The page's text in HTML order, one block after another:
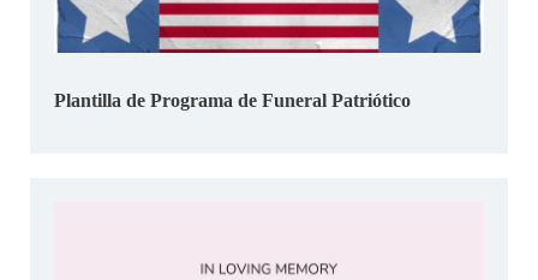
Plantilla de Programa de Funeral Patriótico